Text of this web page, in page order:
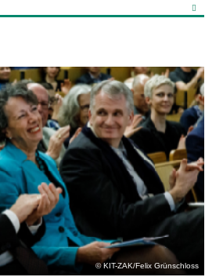
KIT-ZAK/Felix Grünschloss